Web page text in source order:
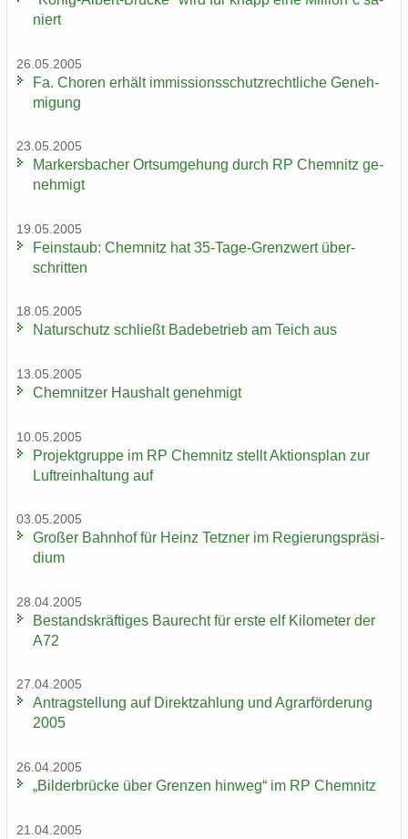
niert
26.05.2005
Fa. Cho­ren er­hält im­mis­si­ons­schutz­recht­li­che Ge­neh­
mi­gung
23.05.2005
Mar­kers­ba­cher Orts­um­ge­hung durch RP Chem­nitz ge­
neh­migt
19.05.2005
Fein­staub: Chem­nitz hat 35-​Tage-Grenzwert über­
schrit­ten
18.05.2005
Na­tur­schutz schließt Ba­de­be­trieb am Teich aus
13.05.2005
Chem­nit­zer Haus­halt ge­neh­migt
10.05.2005
Pro­jekt­grup­pe im RP Chem­nitz stellt Ak­ti­ons­plan zur
Luft­rein­hal­tung auf
03.05.2005
Gro­ßer Bahn­hof für Heinz Tetz­ner im Re­gie­rungs­prä­si­
di­um
28.04.2005
Be­stands­kräf­ti­ges Bau­recht für erste elf Ki­lo­me­ter der
A72
27.04.2005
An­trag­stel­lung auf Di­rekt­zah­lung und Agrar­för­de­rung
2005
26.04.2005
„Bil­der­brü­cke über Gren­zen hin­weg“ im RP Chem­nitz
21.04.2005